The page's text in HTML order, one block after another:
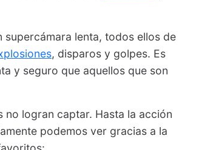
supercámara lenta, todos ellos de
, disparos y golpes. Es
y seguro que aquellos que son
no logran captar. Hasta la acción
podemos ver gracias a la